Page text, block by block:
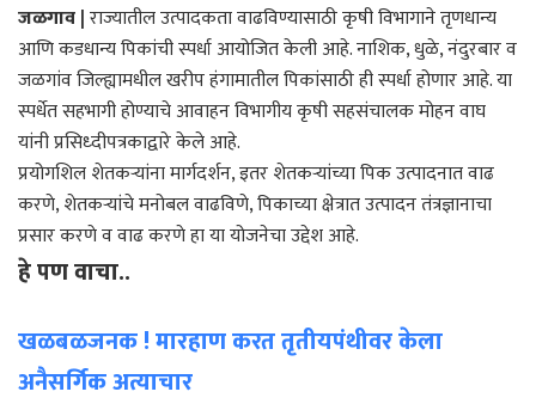
जळगाव |राज्यातील उत्पादकता वाढविण्यासाठी कृषी विभागाने तृणधान्य
आणि कडधान्य पिकांची स्पर्धा आयोजित केली आहे. नाशिक, धुळे, नंदुरबार व
जळगांव जिल्ह्यामधील खरीप हंगामातील पिकांसाठी ही स्पर्धा होणार आहे. या
स्पर्धेत सहभागी होण्याचे आवाहन विभागीय कृषी सहसंचालक मोहन वाघ
यांनी प्रसिध्दीपत्रकाद्वारे केले आहे.
प्रयोगशिल शेतकऱ्यांना मार्गदर्शन, इतर शेतकऱ्यांच्या पिक उत्पादनात वाढ
करणे, शेतकऱ्यांचे मनोबल वाढविणे, पिकाच्या क्षेत्रात उत्पादन तंत्रज्ञानाचा
प्रसार करणे व वाढ करणे हा या योजनेचा उद्देश आहे.
हे पण वाचा..
खळबळजनक ! मारहाण करत तृतीयपंथीवर केला
अनैसर्गिक अत्याचार